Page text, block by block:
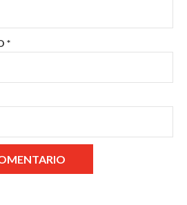
*